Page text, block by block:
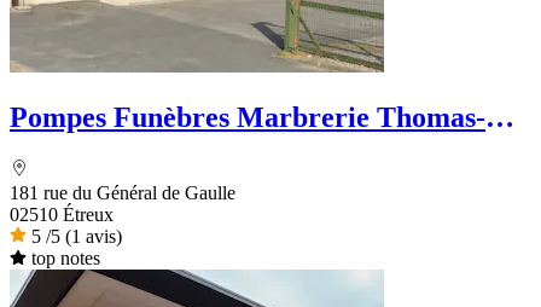
Pompes Funèbres Marbrerie Thomas-
181 rue du Général de Gaulle
02510 Étreux
5 /5 (1 avis)
top notes